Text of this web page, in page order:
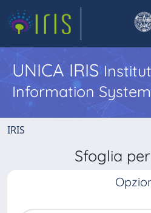
UNICA IRIS
Information System
IRIS
Sfoglia